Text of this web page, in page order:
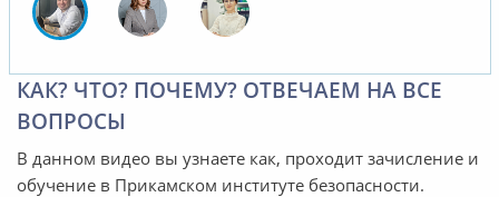
КАК? ЧТО? ПОЧЕМУ? ОТВЕЧАЕМ НА ВСЕ
ВОПРОСЫ
В данном видео вы узнаете как, проходит зачисление и
обучение в Прикамском институте безопасности.